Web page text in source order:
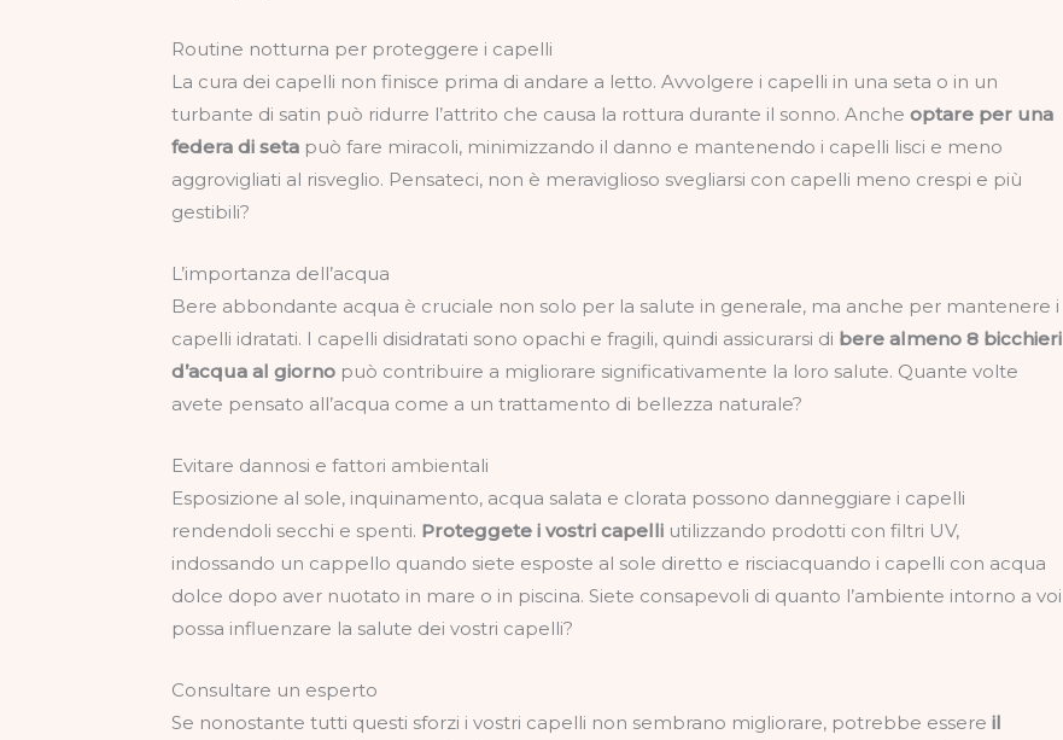
Routine notturna per proteggere i capelli
La cura dei capelli non finisce prima di andare a letto. Avvolgere i capelli in una seta o in un
turbante di satin può ridurre l’attrito che causa la rottura durante il sonno. Anche optare per una
federa di seta può fare miracoli, minimizzando il danno e mantenendo i capelli lisci e meno
aggrovigliati al risveglio. Pensateci, non è meraviglioso svegliarsi con capelli meno crespi e più
gestibili?
L’importanza dell’acqua
Bere abbondante acqua è cruciale non solo per la salute in generale, ma anche per mantenere i
capelli idratati. I capelli disidratati sono opachi e fragili, quindi assicurarsi di bere almeno 8 bicchieri
d’acqua al giorno può contribuire a migliorare significativamente la loro salute. Quante volte
avete pensato all’acqua come a un trattamento di bellezza naturale?
Evitare dannosi e fattori ambientali
Esposizione al sole, inquinamento, acqua salata e clorata possono danneggiare i capelli
rendendoli secchi e spenti. Proteggete i vostri capelli utilizzando prodotti con filtri UV,
indossando un cappello quando siete esposte al sole diretto e risciacquando i capelli con acqua
dolce dopo aver nuotato in mare o in piscina. Siete consapevoli di quanto l’ambiente intorno a voi
possa influenzare la salute dei vostri capelli?
Consultare un esperto
Se nonostante tutti questi sforzi i vostri capelli non sembrano migliorare, potrebbe essere il